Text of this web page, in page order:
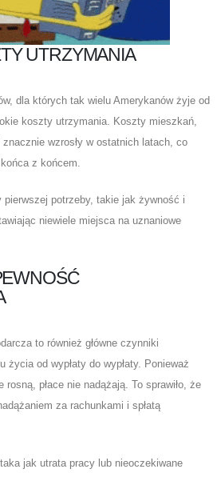
UTRZYMANIA
dla których tak wielu Amerykanów żyje od
koszty utrzymania. Koszty mieszkań,
wzrosły w ostatnich latach, co
z końcem.
pierwszej potrzeby, takie jak żywność i
niewiele miejsca na uznaniowe
to również główne czynniki
życia od wypłaty do wypłaty. Ponieważ
rosną, płace nie nadążają. To sprawiło, że
za rachunkami i spłatą
jak utrata pracy lub nieoczekiwane